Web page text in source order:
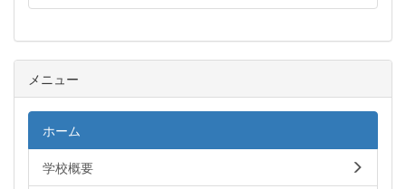
メニュー
ホーム
学校概要